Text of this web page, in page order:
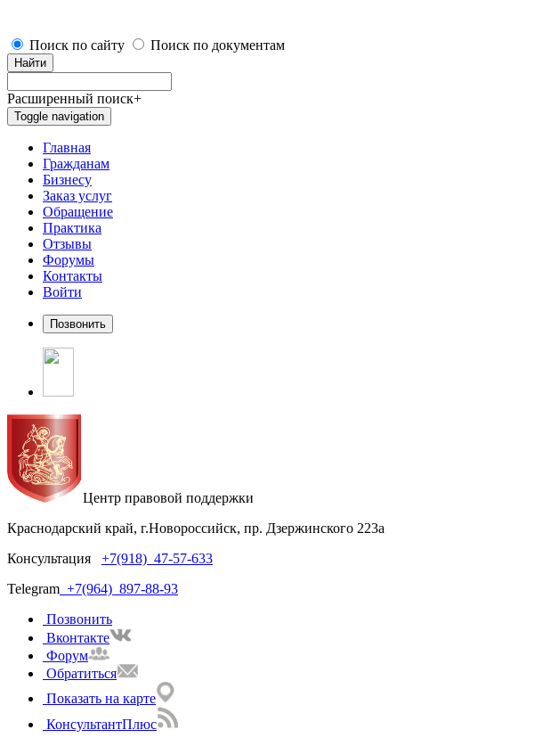
Поиск по сайту Поиск по документам
Найти
Расширенный поиск+
Toggle navigation
Главная
Гражданам
Бизнесу
Заказ услуг
Обращение
Практика
Отзывы
Форумы
Контакты
Войти
Центр правовой поддержки
Краснодарский край, г.Новороссийск, пр. Дзержинского 223а
Консультация +7(918) 47-57-633
Telegram +7(964) 897-88-93
Позвонить
Вконтакте
Форум
Обратиться
Показать на карте
КонсультантПлюс